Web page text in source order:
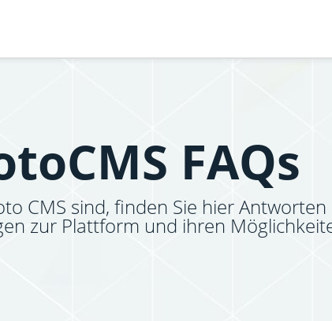
FAQs
CMS sind, finden Sie hier
zur Plattform und ihren